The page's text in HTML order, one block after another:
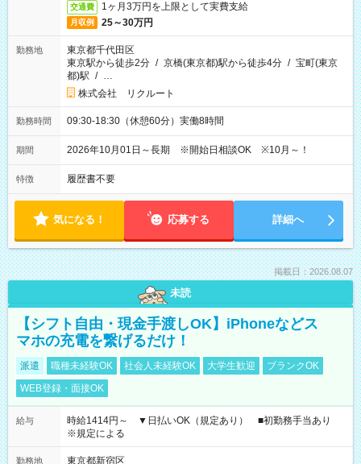
交通費 1ヶ月3万円を上限として実費支給
月収例 25～30万円
勤務地
東京都千代田区
東京駅から徒歩2分 / 京橋(東京都)駅から徒歩4分 / 宝町(東京
都)駅 / …
株式会社 リクルート
勤務時間 09:30-18:30（休憩60分）実働8時間
期間 2026年10月01日～長期 ※開始日相談OK ※10月～！
特徴 履歴書不要
気になる！ 応募する 詳細へ
掲載日：2026.08.07
未読
【シフト自由・現金手渡しOK】iPhoneなどス
マホの充電を繋げるだけ！
派遣 職種未経験OK 社会人未経験OK 大学生歓迎
ブランクOK
WEB登録・面接OK
給与
時給1414円～ ▼日払いOK（規定あり） ■初勤務手当あり
※規定による
勤務地
東京都新宿区